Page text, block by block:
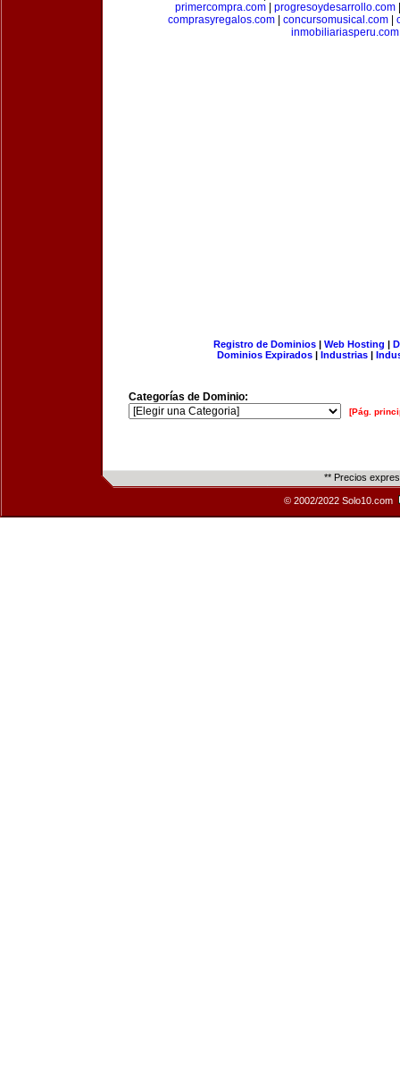
primercompra.com| progresoydesarrollo.com
comprasyregalos.com| concursomusical.com|
inmobiliariasperu.com
Registro de Dominios| Web Hosting |
Dominios Expirados | Industrias |
Categorías de Dominio:
[Pág.
** Precios
© 2002/2022 Solo10.com